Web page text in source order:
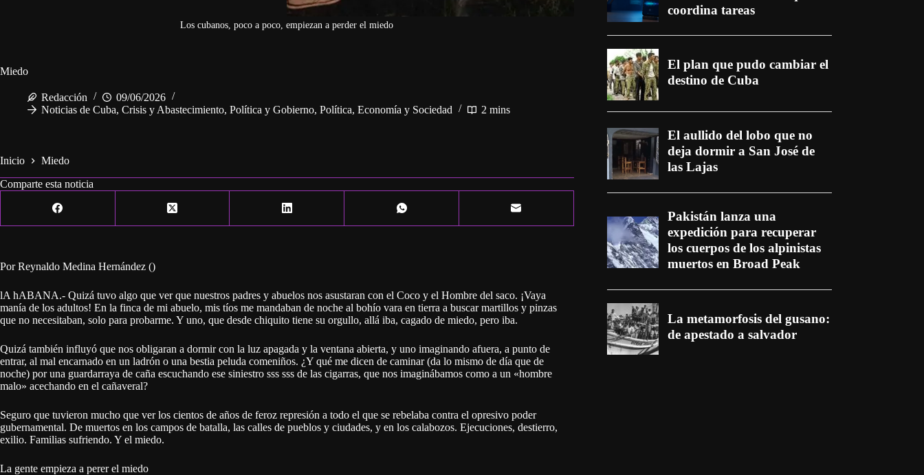
Los cubanos, poco a poco, empiezan a perder el miedo
Miedo
Redacción
09/06/2026
Noticias de Cuba, Crisis y Abastecimiento, Política y Gobierno, Política, Economía y Sociedad 2 mins
Inicio
Miedo
Comparte esta noticia
Por Reynaldo Medina Hernández ()
lA hABANA.- Quizá tuvo algo que ver que nuestros padres y abuelos nos asustaran con el Coco y el Hombre del saco. ¡Vaya
manía de los adultos! En la finca de mi abuelo, mis tíos me mandaban de noche al bohío vara en tierra a buscar martillos y pinzas
que no necesitaban, solo para probarme. Y uno, que desde chiquito tiene su orgullo, allá iba, cagado de miedo, pero iba.
Quizá también influyó que nos obligaran a dormir con la luz apagada y la ventana abierta, y uno imaginando afuera, a punto de
entrar, al mal encarnado en un ladrón o una bestia peluda comeniños. ¿Y qué me dicen de caminar (da lo mismo de día que de
noche) por una guardarraya de caña escuchando ese siniestro sss sss de las cigarras, que nos imaginábamos como a un «hombre
malo» acechando en el cañaveral?
Seguro que tuvieron mucho que ver los cientos de años de feroz represión a todo el que se rebelaba contra el opresivo poder
gubernamental. De muertos en los campos de batalla, las calles de pueblos y ciudades, y en los calabozos. Ejecuciones, destierro,
exilio. Familias sufriendo. Y el miedo.
La gente empieza a perer el miedo